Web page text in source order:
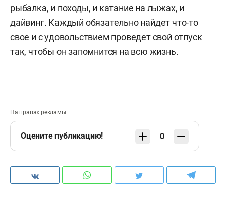
рыбалка, и походы, и катание на лыжах, и
дайвинг. Каждый обязательно найдет что-то
свое и с удовольствием проведет свой отпуск
так, чтобы он запомнится на всю жизнь.
На правах рекламы
Оцените публикацию! 0